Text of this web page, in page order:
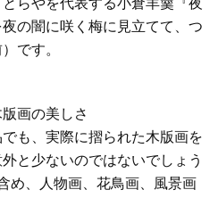
らやを代表する小倉羊羹『夜
の闇に咲く梅に見立てて、つ
です。
画の美しさ
も、実際に摺られた木版画を
と少ないのではないでしょう
め、人物画、花鳥画、風景画